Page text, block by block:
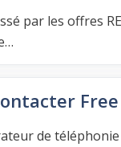
par les offres
de